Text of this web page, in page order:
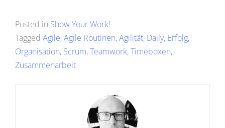
Posted in Show Your Work!
Tagged Agile,Agile Routinen,Agilität, Daily, Erfolg,
Organisation, Scrum,Teamwork,Timeboxen,
Zusammenarbeit